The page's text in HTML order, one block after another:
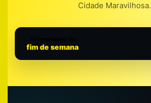
Cidade Maravilhosa.
fim de semana